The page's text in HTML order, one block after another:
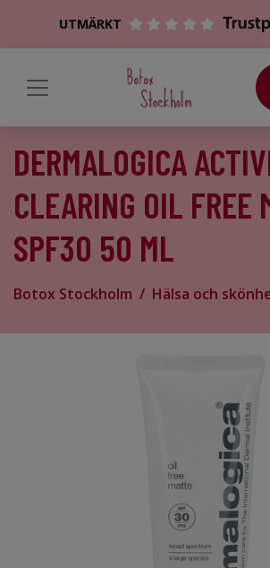
UTMÄRKT
DERMALOGICA
CLEARING OIL FREE
SPF30 50 ML
Botox Stockholm Hälsa och